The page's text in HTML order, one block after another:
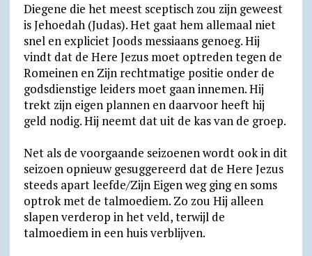
Diegene die het meest sceptisch zou zijn geweest
is Jehoedah (Judas). Het gaat hem allemaal niet
snel en expliciet Joods messiaans genoeg. Hij
vindt dat de Here Jezus moet optreden tegen de
Romeinen en Zijn rechtmatige positie onder de
godsdienstige leiders moet gaan innemen. Hij
trekt zijn eigen plannen en daarvoor heeft hij
geld nodig. Hij neemt dat uit de kas van de groep.
Net als de voorgaande seizoenen wordt ook in dit
seizoen opnieuw gesuggereerd dat de Here Jezus
steeds apart leefde/Zijn Eigen weg ging en soms
optrok met de talmoediem. Zo zou Hij alleen
slapen verderop in het veld, terwijl de
talmoediem in een huis verblijven.